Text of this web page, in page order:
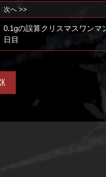
次へ >>
0.1gの誤算クリスマスワン
日目